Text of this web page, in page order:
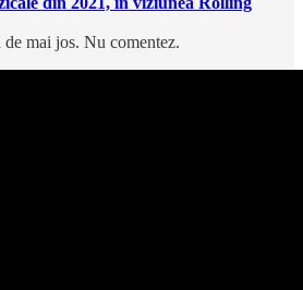
mai jos. Nu comentez.